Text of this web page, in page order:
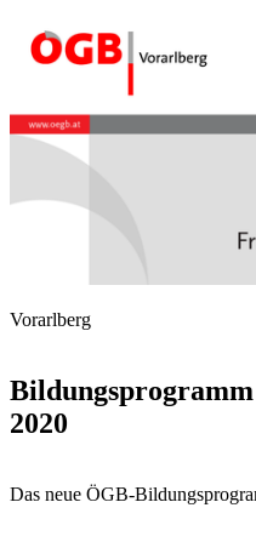
Vorarlberg
2020
Das neue ÖGB-